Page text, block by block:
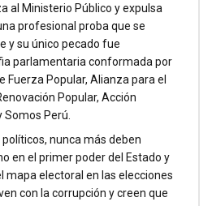
al Ministerio Público y expulsa
profesional proba que se
y su único pecado fue
parlamentaria conformada por
Fuerza Popular, Alianza para el
Popular, Acción
Somos Perú.
nunca más deben
en el primer poder del Estado y
mapa electoral en las elecciones
con la corrupción y creen que